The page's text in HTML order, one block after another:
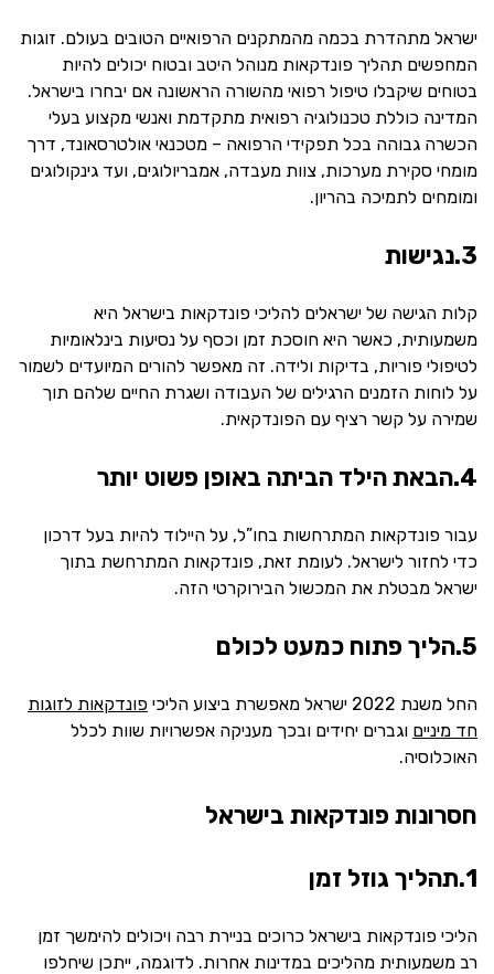
ישראל מתהדרת בכמה מהמתקנים הרפואיים הטובים בעולם. זוגות
המחפשים תהליך פונדקאות מנוהל היטב ובטוח יכולים להיות
בטוחים שיקבלו טיפול רפואי מהשורה הראשונה אם יבחרו בישראל.
המדינה כוללת טכנולוגיה רפואית מתקדמת ואנשי מקצוע בעלי
הכשרה גבוהה בכל תפקידי הרפואה – מטכנאי אולטרסאונד, דרך
מומחי סקירת מערכות, צוות מעבדה, אמבריולוגים, ועד גינקולוגים
ומומחים לתמיכה בהריון.
3.נגישות
קלות הגישה של ישראלים להליכי פונדקאות בישראל היא
משמעותית, כאשר היא חוסכת זמן וכסף על נסיעות בינלאומיות
לטיפולי פוריות, בדיקות ולידה. זה מאפשר להורים המיועדים לשמור
על לוחות הזמנים הרגילים של העבודה ושגרת החיים שלהם תוך
שמירה על קשר רציף עם הפונדקאית.
4.הבאת הילד הביתה באופן פשוט יותר
עבור פונדקאות המתרחשות בחו”ל, על היילוד להיות בעל דרכון
כדי לחזור לישראל. לעומת זאת, פונדקאות המתרחשת בתוך
ישראל מבטלת את המכשול הבירוקרטי הזה.
5.הליך פתוח כמעט לכולם
החל משנת 2022 ישראל מאפשרת ביצוע הליכי
פונדקאות לזוגות
חד מיניים וגברים יחידים ובכך מעניקה אפשרויות שוות לכלל
האוכלוסיה.
חסרונות פונדקאות בישראל
1.תהליך גוזל זמן
הליכי פונדקאות בישראל כרוכים בניירת רבה ויכולים להימשך זמן
רב משמעותית מהליכים במדינות אחרות. לדוגמה, ייתכן שיחלפו